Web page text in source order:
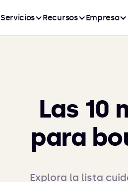
Servicios Recursos Empresa
Las 10
para
Explora la lista